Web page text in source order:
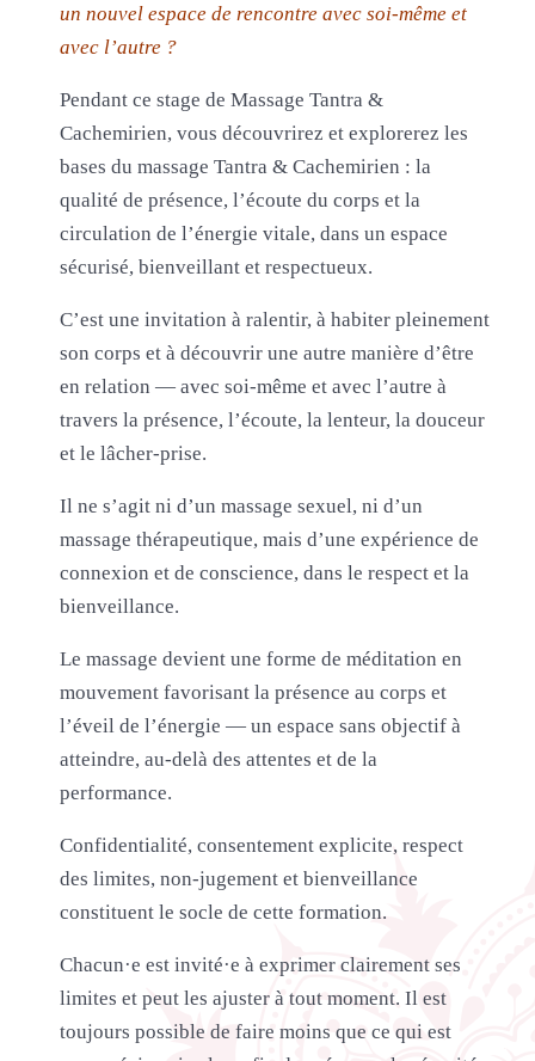
un nouvel espace de rencontre avec soi-même et
avec l’autre ?
Pendant ce stage de Massage Tantra &
Cachemirien, vous découvrirez et explorerez les
bases du massage Tantra & Cachemirien : la
qualité de présence, l’écoute du corps et la
circulation de l’énergie vitale, dans un espace
sécurisé, bienveillant et respectueux.
C’est une invitation à ralentir, à habiter pleinement
son corps et à découvrir une autre manière d’être
en relation — avec soi-même et avec l’autre à
travers la présence, l’écoute, la lenteur, la douceur
et le lâcher-prise.
Il ne s’agit ni d’un massage sexuel, ni d’un
massage thérapeutique, mais d’une expérience de
connexion et de conscience, dans le respect et la
bienveillance.
Le massage devient une forme de méditation en
mouvement favorisant la présence au corps et
l’éveil de l’énergie — un espace sans objectif à
atteindre, au-delà des attentes et de la
performance.
Confidentialité, consentement explicite, respect
des limites, non-jugement et bienveillance
constituent le socle de cette formation.
Chacun·e est invité·e à exprimer clairement ses
limites et peut les ajuster à tout moment. Il est
toujours possible de faire moins que ce qui est